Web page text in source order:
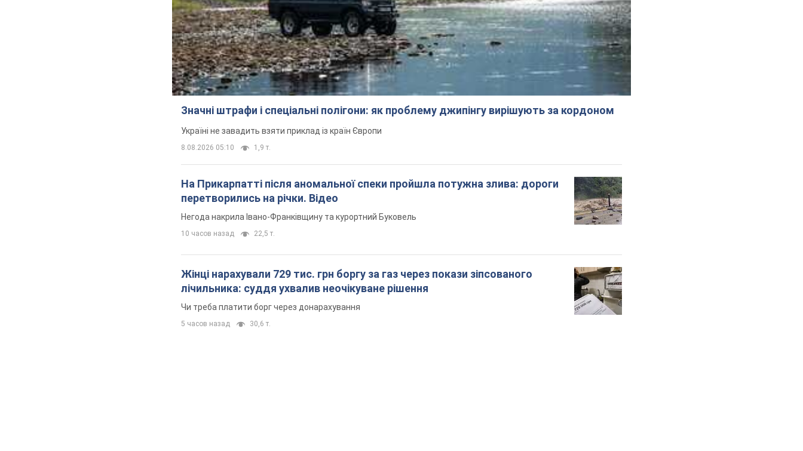
Значні штрафи і спеціальні полігони: як проблему джипінгу вирішують за кордоном
Україні не завадить взяти приклад із країн Європи
8.08.2026 05:10 1,9 т.
На Прикарпатті після аномальної спеки пройшла потужна злива: дороги
перетворились на річки. Відео
Негода накрила Івано-Франківщину та курортний Буковель
10 часов назад 22,5 т.
Жінці нарахували 729 тис. грн боргу за газ через покази зіпсованого
лічильника: суддя ухвалив неочікуване рішення
Чи треба платити борг через донарахування
5 часов назад 30,6 т.